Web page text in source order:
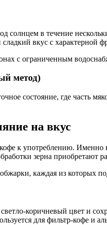
солнцем в течение
вкус с характерной
с ограниченным
метод)
состояние, где часть
на вкус
к употреблению. Именно
зерна приобретают
каждая из которых
коричневый цвет и
для фильтр-кофе и